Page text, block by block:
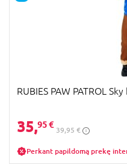
RUBIES PAW PATROL
35,95 €
39,95 €
Perkant papildomą prekę